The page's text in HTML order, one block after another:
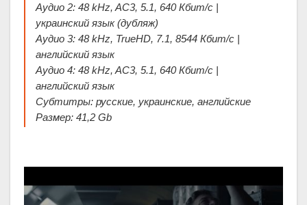
Аудио 2: 48 kHz, AC3, 5.1, 640 Кбит/с |
украинский язык (дубляж)
Аудио 3: 48 kHz, TrueHD, 7.1, 8544 Кбит/с |
английский язык
Аудио 4: 48 kHz, AC3, 5.1, 640 Кбит/с |
английский язык
Субтитры: русские, украинские, английские
Размер: 41,2 Gb